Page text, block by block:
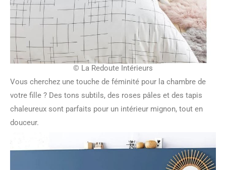
© La Redoute Intérieurs
Vous cherchez une touche de féminité pour la chambre de
votre fille ? Des tons subtils, des roses pâles et des tapis
chaleureux sont parfaits pour un intérieur mignon, tout en
douceur.